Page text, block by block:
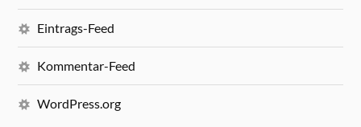
Eintrags-Feed
Kommentar-Feed
WordPress.org